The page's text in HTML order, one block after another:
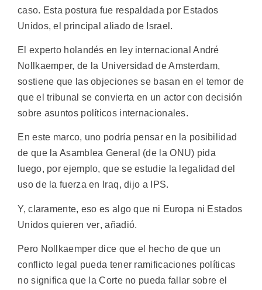
caso. Esta postura fue respaldada por Estados
Unidos, el principal aliado de Israel.
El experto holandés en ley internacional André
Nollkaemper, de la Universidad de Amsterdam,
sostiene que las objeciones se basan en el temor de
que el tribunal se convierta en un actor con decisión
sobre asuntos políticos internacionales.
En este marco, uno podría pensar en la posibilidad
de que la Asamblea General (de la ONU) pida
luego, por ejemplo, que se estudie la legalidad del
uso de la fuerza en Iraq, dijo a IPS.
Y, claramente, eso es algo que ni Europa ni Estados
Unidos quieren ver, añadió.
Pero Nollkaemper dice que el hecho de que un
conflicto legal pueda tener ramificaciones políticas
no significa que la Corte no pueda fallar sobre el